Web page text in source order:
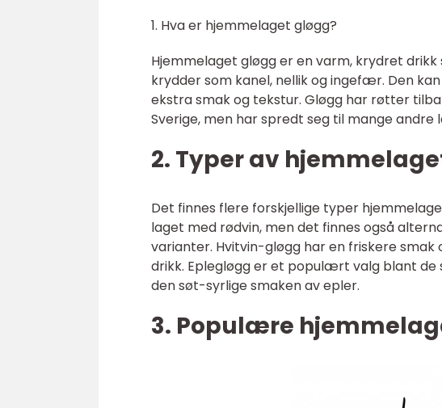
1. Hva er hjemmelaget gløgg?
Hjemmelaget gløgg er en varm, krydret
krydder som kanel, nellik og ingefær. Den
ekstra smak og tekstur. Gløgg har røtter
Sverige, men har spredt seg til mange andre
2. Typer av
Det finnes flere forskjellige typer
laget med rødvin, men det finnes også
varianter. Hvitvin-gløgg har en friskere
drikk. Eplegløgg er et populært valg blant
den søt-syrlige smaken av epler.
3. Populære